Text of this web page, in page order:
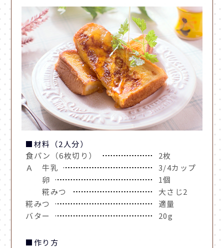
■材料（2人分）
食パン（6枚切り）
2枚
Ａ 牛乳
3/4カップ
卵
1個
糀みつ
大さじ2
糀みつ
適量
バター
20g
■作り方